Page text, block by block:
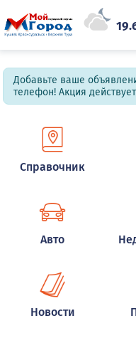
Добавьте ваше
телефон! Акция
Справочник
Авто
Новости